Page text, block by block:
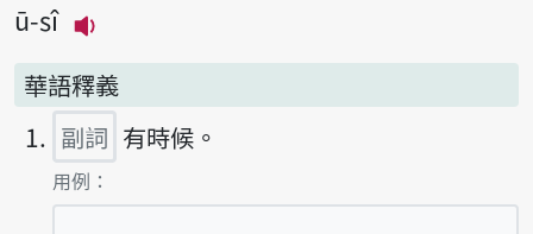
ū-sî
華語釋義
副詞 有時候。
第1項釋義的
用例：